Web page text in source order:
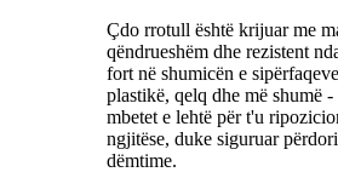
Çdo rrotull është krijuar me
qëndrueshëm dhe rezistent
fort në shumicën e
plastikë, qelq dhe më shumë
mbetet e lehtë për t'u
ngjitëse, duke siguruar
dëmtime.